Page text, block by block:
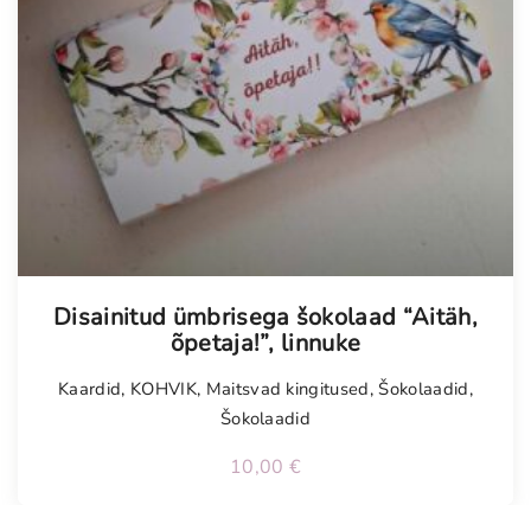
Disainitud ümbrisega šokolaad “Aitäh,
õpetaja!”, linnuke
Kaardid, KOHVIK, Maitsvad kingitused,Šokolaadid,
Šokolaadid
10,00 €